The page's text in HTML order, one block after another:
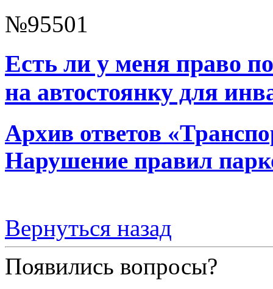
№95501
Есть ли у меня право
на автостоянку для
Архив ответов
Нарушение правил
Вернуться назад
Появились вопросы?